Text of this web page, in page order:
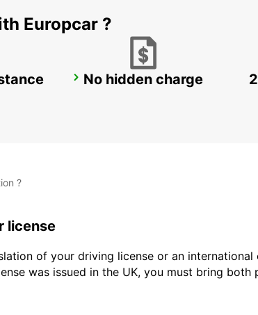
BRIVE
Europcar ?
No hidden charge
?
license
of your driving license or an
was issued in the UK, you must bring both